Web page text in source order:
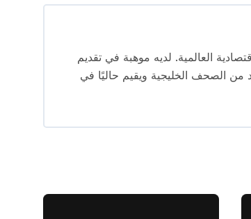
الاقتصادية العالمية. لديه موهبة في تقديم
من الصحف الخليجية ويقيم حاليًا في